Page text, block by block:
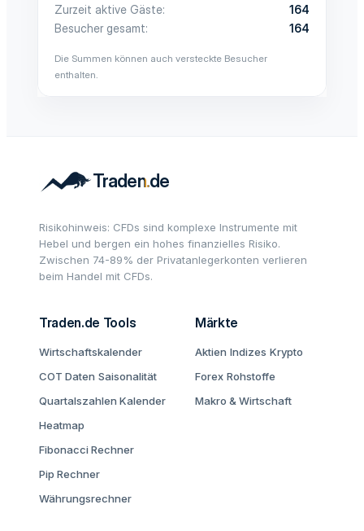
Zurzeit aktive Gäste
164
Besucher gesamt
164
Die Summen können auch versteckte Besucher
enthalten.
Risikohinweis: CFDs sind komplexe Instrumente mit
Hebel und bergen ein hohes finanzielles Risiko.
Zwischen 74-89% der Privatanlegerkonten verlieren
beim Handel mit CFDs.
Traden.de Tools
Wirtschaftskalender
COT Daten Saisonalität
Quartalszahlen Kalender
Heatmap
Fibonacci Rechner
Pip Rechner
Währungsrechner
Märkte
Aktien Indizes Krypto
Forex Rohstoffe
Makro & Wirtschaft